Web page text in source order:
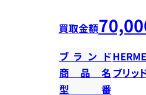
買取金額
ブランド
商品名 ブリッ
型番